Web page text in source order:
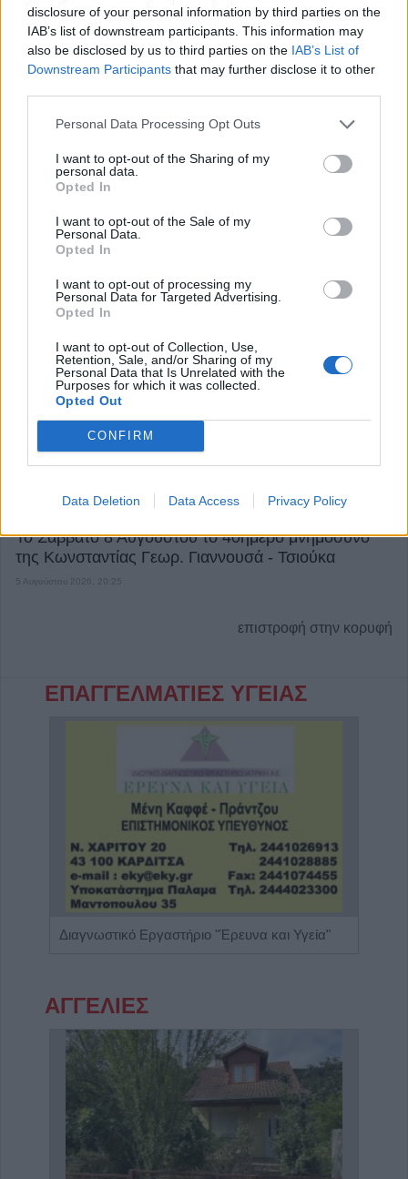
disclosure of your personal information by third parties on the
IAB’s list of downstream participants. This information may
also be disclosed by us to third parties on the IAB’s List of
Downstream Participants that may further disclose it to other
Personal Data Processing Opt Outs
I want to opt-out of the Sharing of my
personal data.
Opted In
I want to opt-out of the Sale of my
Personal Data.
Opted In
I want to opt-out of processing my
Personal Data for Targeted Advertising.
Opted In
I want to opt-out of Collection, Use,
Retention, Sale, and/or Sharing of my
Personal Data that Is Unrelated with the
Purposes for which it was collected.
Opted Out
CONFIRM
Data Deletion Data Access Privacy Policy
Βανδαλισμοί στο τουριστικό περίπτερο
Ξεκίνησε η δράση της ιερακοθηρίας στο Παυσίλυπο
για την απομάκρυνση των κορακοειδών - Θετικά τα
πρώτα δείγματα
6 Αυγούστου 2026, 10:56
Το Σάββατο 8 Αυγούστου το 40ήμερο μνημόσυνο
της Κωνσταντίας Γεωρ. Γιαννουσά - Τσιούκα
5 Αυγούστου 2026, 20:25
επιστροφή στην κορυφή
ΕΠΑΓΓΕΛΜΑΤΙΕΣ ΥΓΕΙΑΣ
Διαγνωστικό Εργαστήριο "Έρευνα και Υγεία"
ΑΓΓΕΛΙΕΣ